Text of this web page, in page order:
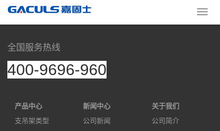
导
模版文件不在(../../base/templates/page_advantage_103.htm)
全国服务热线
400-9696-960
产品中心
支吊架类型
新闻中心
公司新闻
关于我们
公司简介